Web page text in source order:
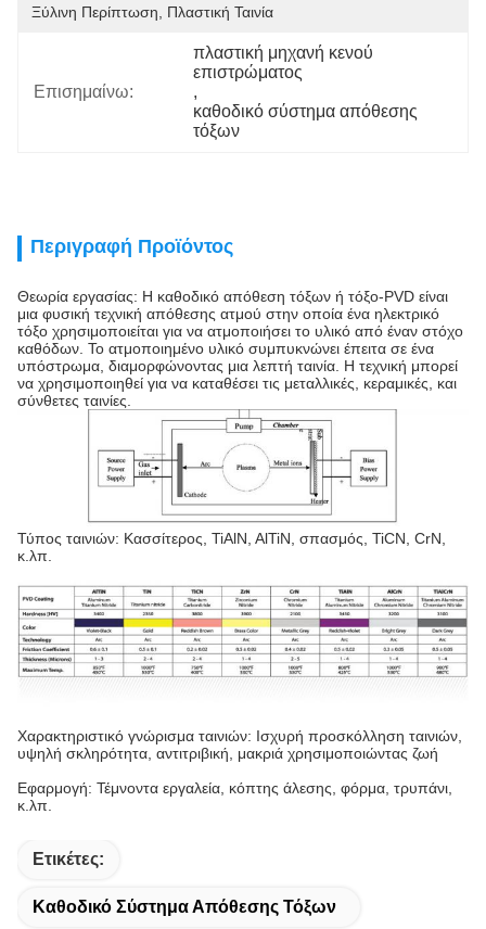
Ξύλινη Περίπτωση, Πλαστική Ταινία
Επισημαίνω:
πλαστική μηχανή κενού
επιστρώματος
,
καθοδικό σύστημα απόθεσης
τόξων
Περιγραφή Προϊόντος
Θεωρία εργασίας: Η καθοδικό απόθεση τόξων ή τόξο-PVD είναι
μια φυσική τεχνική απόθεσης ατμού στην οποία ένα ηλεκτρικό
τόξο χρησιμοποιείται για να ατμοποιήσει το υλικό από έναν στόχο
καθόδων. Το ατμοποιημένο υλικό συμπυκνώνει έπειτα σε ένα
υπόστρωμα, διαμορφώνοντας μια λεπτή ταινία. Η τεχνική μπορεί
να χρησιμοποιηθεί για να καταθέσει τις μεταλλικές, κεραμικές, και
σύνθετες ταινίες.
Τύπος ταινιών: Κασσίτερος, TiAlN, AlTiN, σπασμός, TiCN, CrN,
κ.λπ.
Χαρακτηριστικό γνώρισμα ταινιών: Ισχυρή προσκόλληση ταινιών,
υψηλή σκληρότητα, αντιτριβική, μακριά χρησιμοποιώντας ζωή
Εφαρμογή: Τέμνοντα εργαλεία, κόπτης άλεσης, φόρμα, τρυπάνι,
κ.λπ.
Ετικέτες:
Καθοδικό Σύστημα Απόθεσης Τόξων